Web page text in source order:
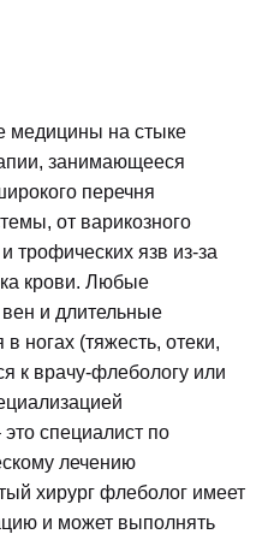
медицины на стыке
занимающееся
перечня
от варикозного
трофических язв из-за
крови. Любые
и длительные
ногах (тяжесть, отеки,
к врачу-флебологу или
специалист по
лечению
хирург флеболог имеет
и может выполнять